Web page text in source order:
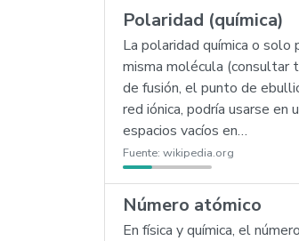
Polaridad (química)
La polaridad química o
misma molécula (consultar
de fusión, el punto de
red iónica, podría usarse
espacios vacíos en…
Fuente: wikipedia.org
Número atómico
En física y química, el